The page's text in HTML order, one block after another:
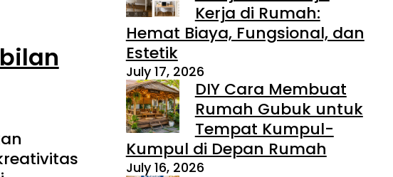
Kerja di Rumah:
Hemat Biaya, Fungsional, dan
Estetik
July 17, 2026
DIY Cara Membuat
Rumah Gubuk untuk
Tempat Kumpul-
Kumpul di Depan Rumah
July 16, 2026